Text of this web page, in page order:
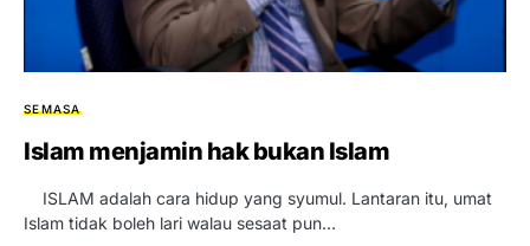
SEMASA
Islam menjamin hak bukan Islam
ISLAM adalah cara hidup yang syumul. Lantaran itu, umat
Islam tidak boleh lari walau sesaat pun…